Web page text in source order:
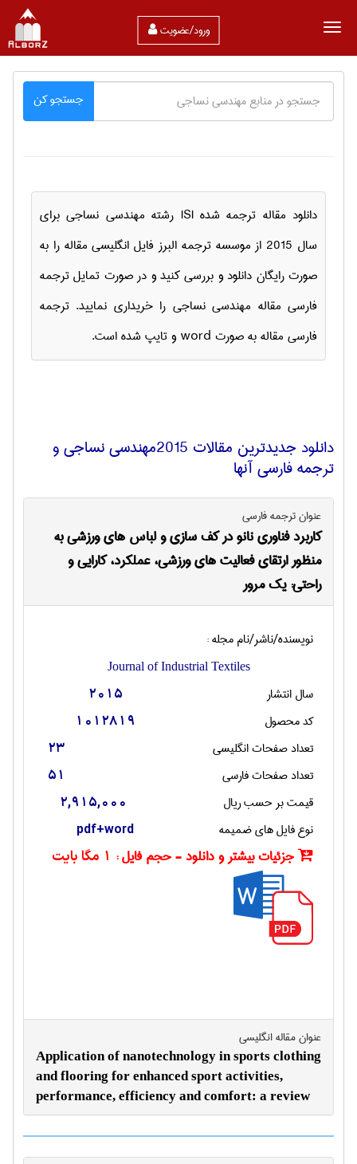
ورود/عضویت
جستجو کن
دانلود مقاله ترجمه شده ISI رشته مهندسي نساجی برای
سال 2015 از موسسه ترجمه البرز فایل انگلیسی مقاله را به
صورت رایگان دانلود و بررسی کنید و در صورت تمایل ترجمه
فارسی مقاله مهندسي نساجی را خریداری نمایید. ترجمه
فارسی مقاله به صورت word و تایپ شده است.
دانلود جدیدترین مقالات 2015مهندسي نساجی و
ترجمه فارسی آنها
عنوان ترجمه فارسی
کاربرد فناوری نانو در کف سازی و لباس های ورزشی به
منظور ارتقای فعالیت های ورزشی، عملکرد، کارایی و
راحتی: یک مرور
نویسنده/ناشر/نام مجله :
Journal of Industrial Textiles
سال انتشار 2015
کد محصول 1012819
تعداد صفحات انگليسی 23
تعداد صفحات فارسی 51
قیمت بر حسب ریال 2,915,000
نوع فایل های ضمیمه pdf+word
جزئیات بیشتر و دانلود - حجم فایل : 1 مگا بایت
عنوان مقاله انگليسی
Application of nanotechnology in sports clothing
and flooring for enhanced sport activities,
performance, efficiency and comfort: a review